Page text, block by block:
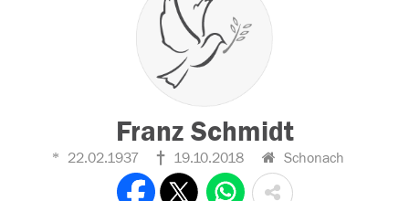
Franz Schmidt
22.02.1937 19.10.2018 Schonach